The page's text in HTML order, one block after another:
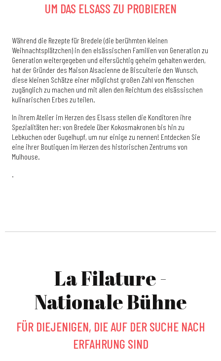
UM DAS ELSASS ZU PROBIEREN
Während die Rezepte für Bredele (die berühmten kleinen
Weihnachtsplätzchen) in den elsässischen Familien von Generation zu
Generation weitergegeben und eifersüchtig geheim gehalten werden,
hat der Gründer des Maison Alsacienne de Biscuiterie den Wunsch,
diese kleinen Schätze einer möglichst großen Zahl von Menschen
zugänglich zu machen und mit allen den Reichtum des elsässischen
kulinarischen Erbes zu teilen.
In ihrem Atelier im Herzen des Elsass stellen die Konditoren ihre
Spezialitäten her: von Bredele über Kokosmakronen bis hin zu
Lebkuchen oder Gugelhupf, um nur einige zu nennen! Entdecken Sie
eine ihrer Boutiquen im Herzen des historischen Zentrums von
Mulhouse.
.
La Filature -
Nationale Bühne
FÜR DIEJENIGEN, DIE AUF DER SUCHE NACH
ERFAHRUNG SIND